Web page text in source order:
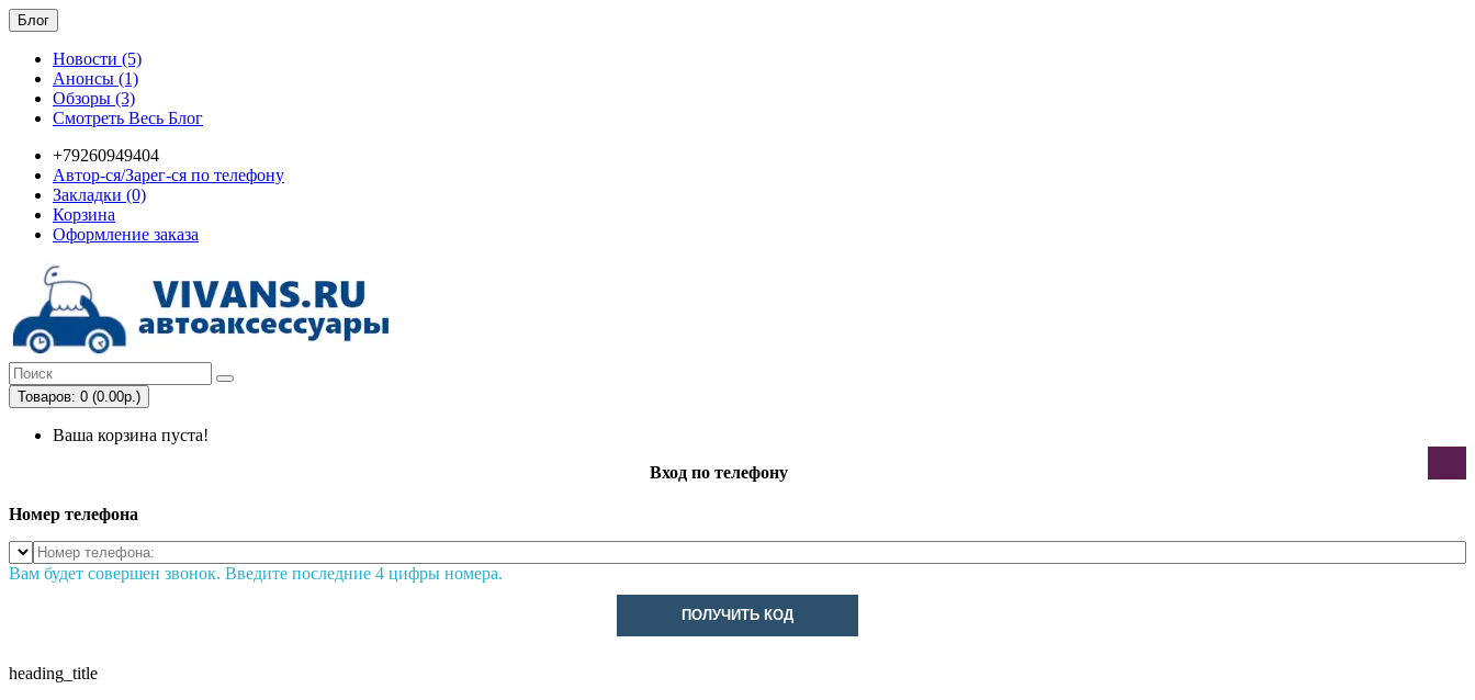
Блог
Новости (5)
Анонсы (1)
Обзоры (3)
Смотреть Весь Блог
+79260949404
Автор-ся/Зарег-ся по телефону
Закладки (0)
Корзина
Оформление заказа
Товаров: 0 (0.00р.)
Ваша корзина пуста!
Вход по телефону
Номер телефона
Вам будет совершен звонок. Введите последние 4 цифры номера.
ПОЛУЧИТЬ КОД
heading_title